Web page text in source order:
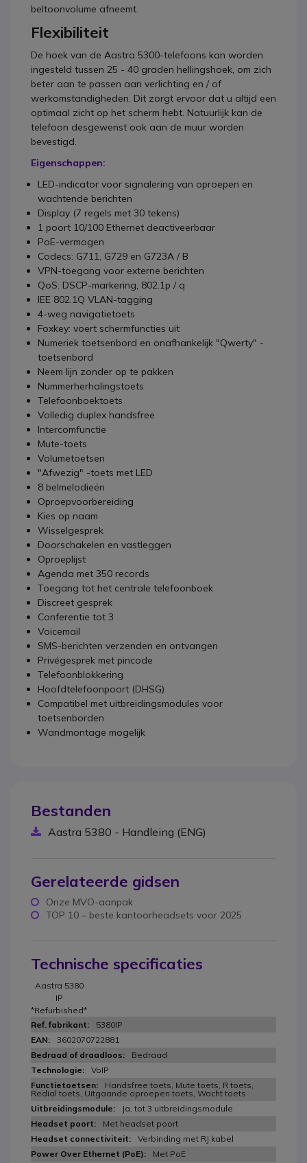
beltoonvolume afneemt.
Flexibiliteit
De hoek van de Aastra 5300-telefoons kan worden
ingesteld tussen 25 - 40 graden hellingshoek, om zich
beter aan te passen aan verlichting en / of
werkomstandigheden. Dit zorgt ervoor dat u altijd een
optimaal zicht op het scherm hebt. Natuurlijk kan de
telefoon desgewenst ook aan de muur worden
bevestigd.
Eigenschappen:
LED-indicator voor signalering van oproepen en
wachtende berichten
Display (7 regels met 30 tekens)
1 poort 10/100 Ethernet deactiveerbaar
PoE-vermogen
Codecs: G711, G729 en G723A / B
VPN-toegang voor externe berichten
QoS: DSCP-markering, 802.1p / q
IEE 802.1Q VLAN-tagging
4-weg navigatietoets
Foxkey: voert schermfuncties uit
Numeriek toetsenbord en onafhankelijk "Qwerty" -
toetsenbord
Neem lijn zonder op te pakken
Nummerherhalingstoets
Telefoonboektoets
Volledig duplex handsfree
Intercomfunctie
Mute-toets
Volumetoetsen
"Afwezig" -toets met LED
8 belmelodieën
Oproepvoorbereiding
Kies op naam
Wisselgesprek
Doorschakelen en vastleggen
Oproeplijst
Agenda met 350 records
Toegang tot het centrale telefoonboek
Discreet gesprek
Conferentie tot 3
Voicemail
SMS-berichten verzenden en ontvangen
Privégesprek met pincode
Telefoonblokkering
Hoofdtelefoonpoort (DHSG)
Compatibel met uitbreidingsmodules voor
toetsenborden
Wandmontage mogelijk
Bestanden
Aastra 5380 - Handleing (ENG)
Gerelateerde gidsen
Onze MVO-aanpak
TOP 10 – beste kantoorheadsets voor 2025
Technische specificaties
Aastra 5380
IP
*Refurbished*
5380IP
3602070722881
Bedraad
VoIP
Handsfree toets, Mute toets, R toets,
Redial toets, Uitgaande oproepen toets, Wacht toets
Ja, tot 3 uitbreidingsmodule
Met headset poort
Verbinding met RJ kabel
Met PoE